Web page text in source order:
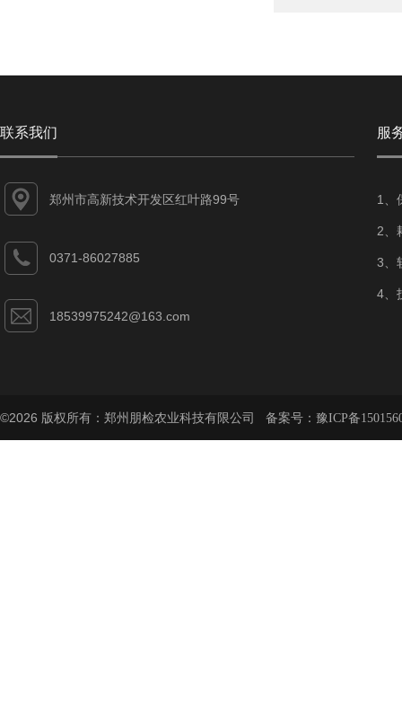
联系我们
郑州市高新技术开发区红叶路99号
0371-86027885
18539975242@163.com
服
1、
2、
3、
4、
©2026 版权所有：郑州朋检农业科技有限公司 备案号： 豫ICP备